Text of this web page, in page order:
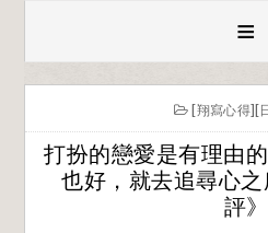
≡
[翔寫心得][
打扮的戀愛是有理由
也好，就去追尋心
評》